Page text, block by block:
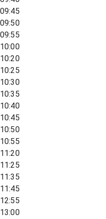
09:45
09:50
09:55
10:00
10:20
10:25
10:30
10:35
10:40
10:45
10:50
10:55
11:20
11:25
11:35
11:45
12:55
13:00